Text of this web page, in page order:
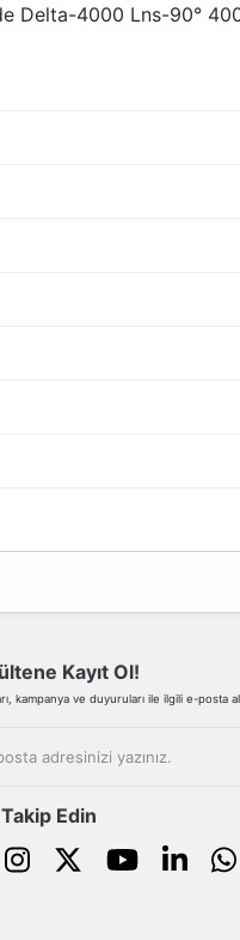
Delta-4000 Lns-90°
Kayıt Ol!
kampanya ve duyuruları ile ilgili e-posta
Edin